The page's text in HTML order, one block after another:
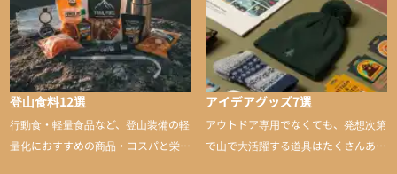
登山食料12選
行動食・軽量食品など、登山装備の軽
量化におすすめの商品・コスパと栄養
アイデアグッズ7選
アウトドア専用でなくても、発想次第
で山で大活躍する道具はたくさんあり